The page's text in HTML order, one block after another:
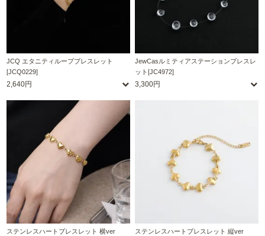
JCQ エタニティループブレスレット
[JCQ0229]
2,640円
JewCasルミティアステーションブレスレ
ット[JC4972]
3,300円
ステンレスハートブレスレット 横ver
ステンレスハートブレスレット 縦ver